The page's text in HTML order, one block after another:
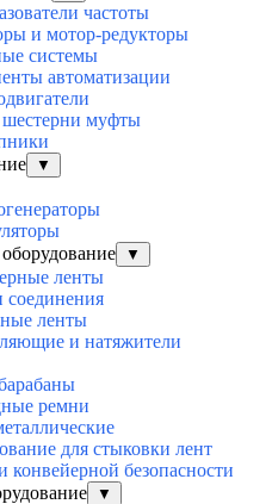
частоты
и мотор-редукторы
системы
автоматизации
муфты
▼
▼
ленты
соединения
ленты
и натяжители
ремни
для стыковки лент
конвейерной безопасности
▼